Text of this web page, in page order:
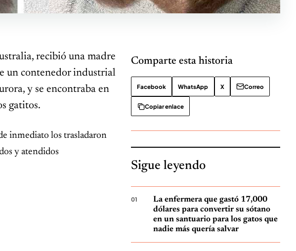
recibió una madre
un contenedor industrial
y se encontraba en
gatitos.
inmediato los trasladaron
y atendidos
Comparte esta historia
Facebook WhatsApp X Correo
Copiar enlace
Sigue leyendo
La enfermera que gastó 17,000
dólares para convertir su sótano
en un santuario para los gatos que
nadie más quería salvar